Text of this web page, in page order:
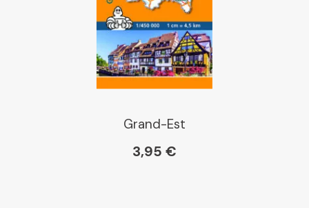
Grand-Est
3,95 €